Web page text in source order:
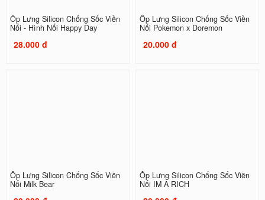
Ốp Lưng Silicon Chống Sốc Viền
Nổi - Hình Nổi Happy Day
28.000 đ
Ốp Lưng Silicon Chống Sốc Viền
Nổi Pokemon x Doremon
20.000 đ
Ốp Lưng Silicon Chống Sốc Viền
Nổi Milk Bear
Ốp Lưng Silicon Chống Sốc Viền
Nổi IM A RICH